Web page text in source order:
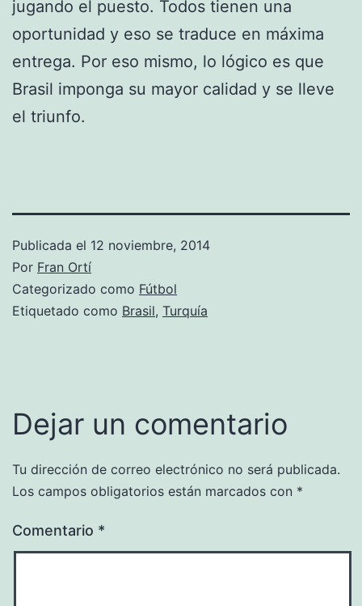
jugando el puesto. Todos tienen una
oportunidad y eso se traduce en máxima
entrega. Por eso mismo, lo lógico es que
Brasil imponga su mayor calidad y se lleve
el triunfo.
Publicada el 12 noviembre, 2014
Por Fran Ortí
Categorizado como Fútbol
Etiquetado como Brasil, Turquía
Dejar un comentario
Tu dirección de correo electrónico no será publicada.
Los campos obligatorios están marcados con *
Comentario *